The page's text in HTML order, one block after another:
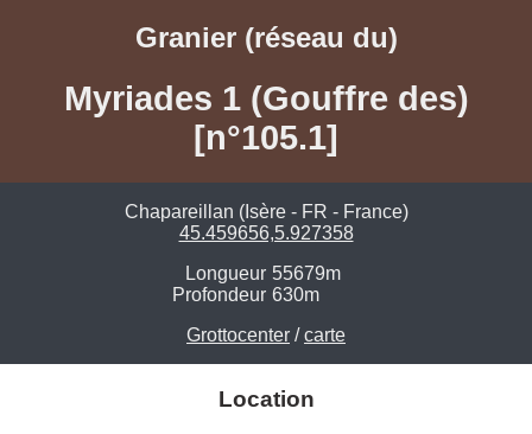
Granier (réseau du)
Myriades 1 (Gouffre des)
[n°105.1]
Chapareillan (Isère - FR - France)
45.459656,5.927358
Longueur 55679m
Profondeur 630m
Grottocenter /carte
Location